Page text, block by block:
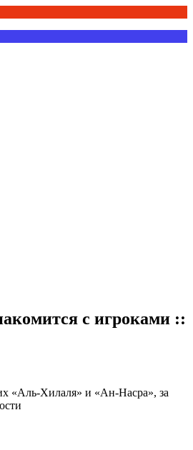
с игроками ::
«Аль-Хилаля» и «Ан-Насра», за